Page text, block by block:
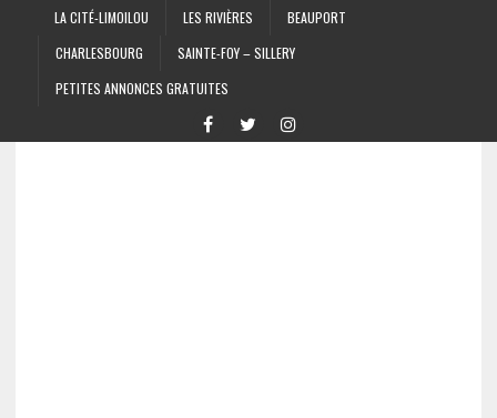
LA CITÉ-LIMOILOU LES RIVIÈRES
BEAUPORT
CHARLESBOURG
SAINTE-FOY – SILLERY
PETITES ANNONCES GRATUITES